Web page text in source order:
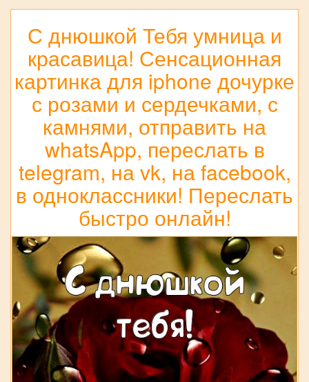
С днюшкой Тебя умница и
красавица! Сенсационная
картинка для iphone дочурке
с розами и сердечками, с
камнями, отправить на
whatsApp, переслать в
telegram, на vk, на facebook,
в одноклассники! Переслать
быстро онлайн!